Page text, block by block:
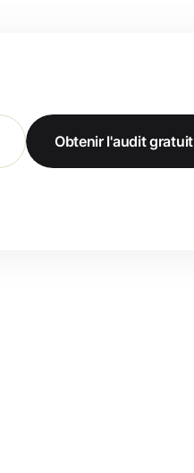
Obtenir l'audit gratuit